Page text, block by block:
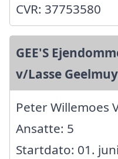
CVR: 37753580
GEE'S
v/Lasse
Peter Willemoes
Ansatte: 5
Startdato: 01.